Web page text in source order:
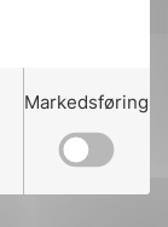
Markedsføring